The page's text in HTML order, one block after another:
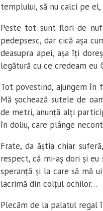
templului, să nu calci pe
Peste tot sunt flori de
pedepsesc, dar cică așa
deasupra apei, așa îți
legătură cu ce credeam eu
Tot povestind, ajungem în
Mă șochează sutele de
de metri, anunță alți
în doliu, care plânge
Frate, da ăștia chiar
respect, că mi-aș dori și
speranță și la care să mă
lacrimă din colțul ochilor…
Plecăm de la palatul